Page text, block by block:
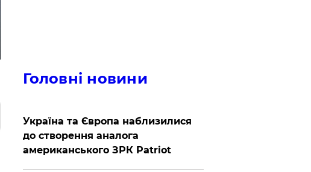
Головні новини
Україна та Європа наблизилися
до створення аналога
американського ЗРК Patriot